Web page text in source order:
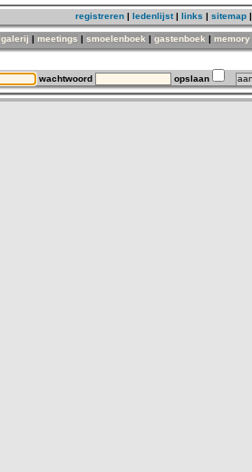
registreren | ledenlijst| links | sitemap |
galerij | meetings | smoelenboek | gastenboek | memory
wachtwoord opslaan